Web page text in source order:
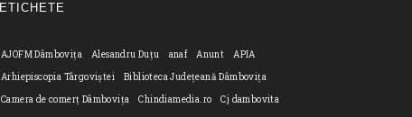
ETICHETE
AJOFM Dâmbovița Alesandru Duțu anaf Anunt
APIA
Arhiepiscopia Târgoviștei
Biblioteca Județeană Dâmbovița
Camera de comerț Dâmbovița
Chindiamedia.ro
Cj dambovita